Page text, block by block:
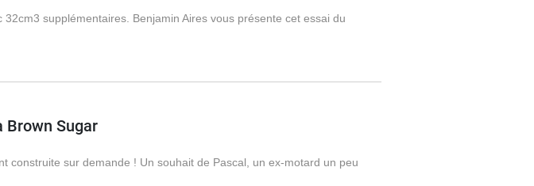
supplémentaires. Benjamin Aires vous présente cet essai du
Brown Sugar
construite sur demande ! Un souhait de Pascal, un ex-motard un peu